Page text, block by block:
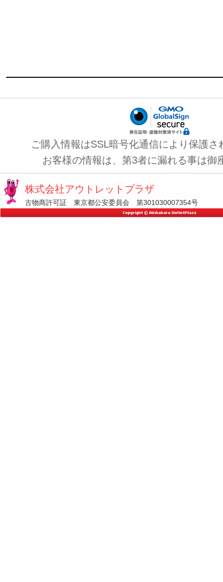
ご購入情報はSSL暗号化通信により保護さ
お客様の情報は、第3者に漏れる事は御
株式会社アウトレットプラザ
古物商許可証 東京都公安委員会 第301030007354号